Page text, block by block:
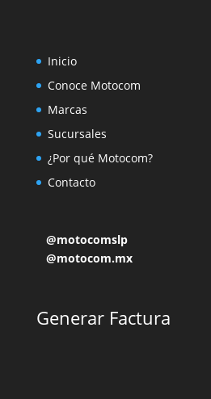
Inicio
Conoce Motocom
Marcas
Sucursales
¿Por qué Motocom?
Contacto
@motocomslp
@motocom.mx
Generar Factura